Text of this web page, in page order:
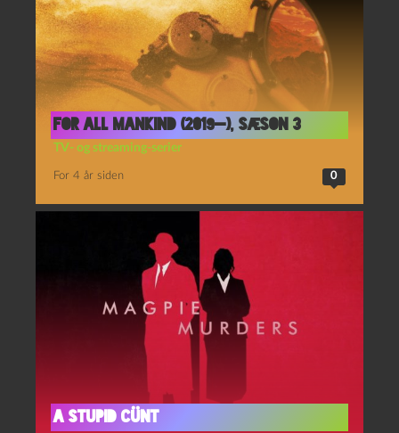
For all mankind (2019—), sæson 3
TV- og streaming-serier
For 4 år siden 0
A stupid cünt